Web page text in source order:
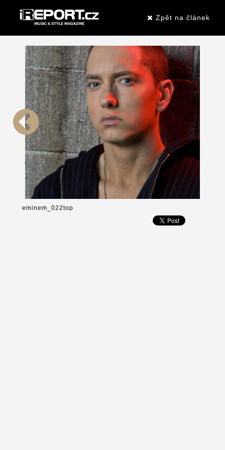
Zpět na článek
eminem_022top